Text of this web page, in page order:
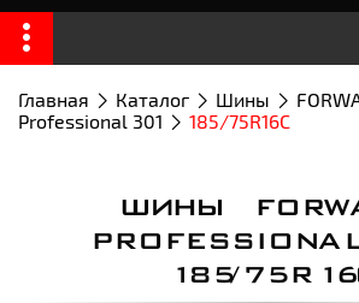
Главная Каталог Шины
Professional 301
185/75R16С
ШИНЫ
185/